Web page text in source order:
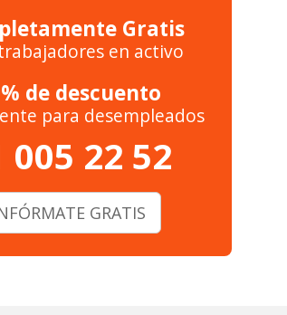
Gratis
en activo
de descuento
para desempleados
005 22 52
GRATIS